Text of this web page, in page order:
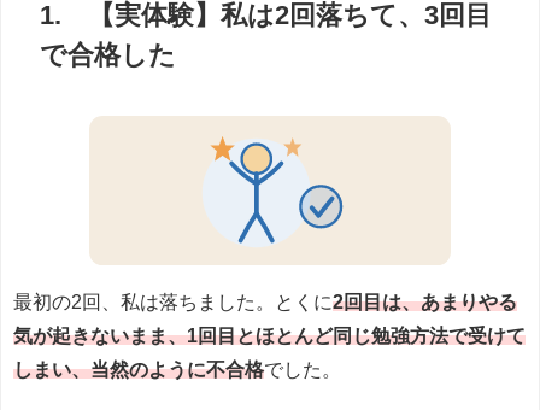
1. 【実体験】私は2回落ちて、3回目
で合格した
最初の2回、私は落ちました。とくに2回目は、あまりやる
気が起きないまま、1回目とほとんど同じ勉強方法で受けて
しまい、当然のように不合格でした。